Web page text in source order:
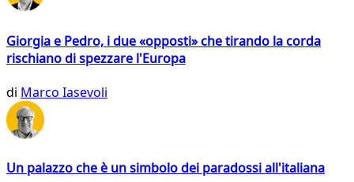
Giorgia e Pedro, i due «opposti» che tirando la corda
rischiano di spezzare l'Europa
di Marco Iasevoli
Un palazzo che è un simbolo dei paradossi all'italiana